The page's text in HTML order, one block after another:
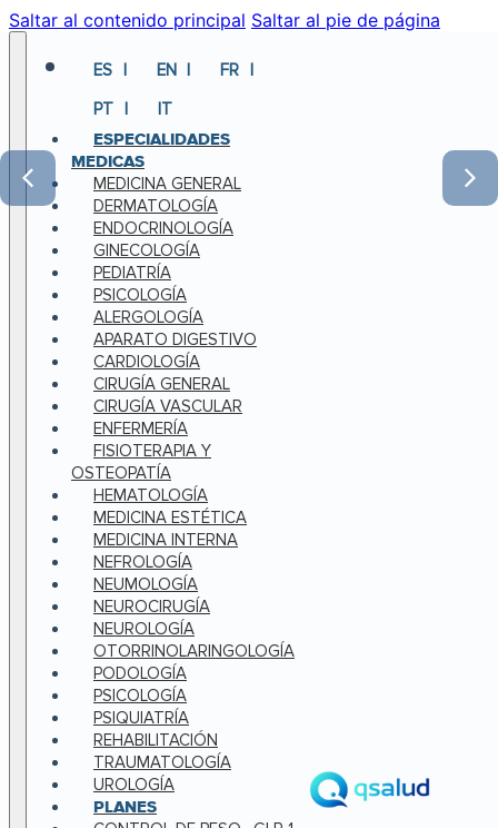
Saltar al contenido principal Saltar al pie de página
ES EN
FR
PT
IT
ESPECIALIDADES
MEDICAS
MEDICINA GENERAL
DERMATOLOGÍA
ENDOCRINOLOGÍA
GINECOLOGÍA
PEDIATRÍA
PSICOLOGÍA
ALERGOLOGÍA
APARATO DIGESTIVO
CARDIOLOGÍA
CIRUGÍA GENERAL
CIRUGÍA VASCULAR
ENFERMERÍA
FISIOTERAPIA Y
OSTEOPATÍA
HEMATOLOGÍA
MEDICINA ESTÉTICA
MEDICINA INTERNA
NEFROLOGÍA
NEUMOLOGÍA
NEUROCIRUGÍA
NEUROLOGÍA
OTORRINOLARINGOLOGÍA
PODOLOGÍA
PSICOLOGÍA
PSIQUIATRÍA
REHABILITACIÓN
TRAUMATOLOGÍA
UROLOGÍA
PLANES